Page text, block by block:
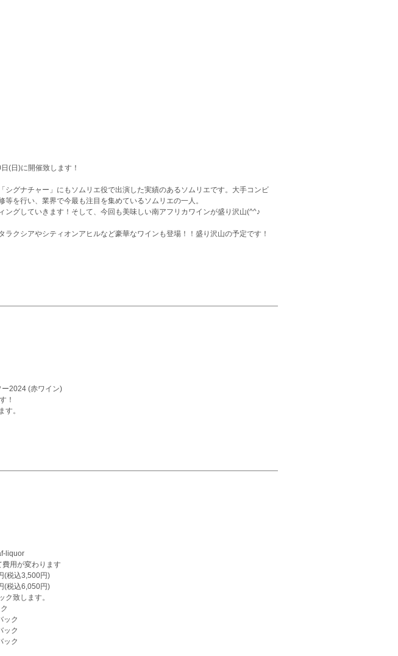
(日)に開催致します！
シグナチャー」にもソムリエ役で出演した実績のあるソムリエです。大手コンビ
を行い、業界で今最も注目を集めているソムリエの一人。
ングしていきます！そして、今回も美味しい南アフリカワインが盛り沢山(^^♪
クシアやシティオンアヒルなど豪華なワインも登場！！盛り沢山の予定です！
2024 (赤ワイン)
！
。
liquor
用が変わります
(税込3,500円)
(税込6,050円)
致します。
ック
ック
ック